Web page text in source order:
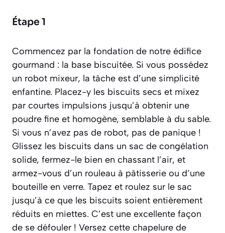
Étape 1
Commencez par la fondation de notre édifice
gourmand : la base biscuitée. Si vous possédez
un robot mixeur, la tâche est d’une simplicité
enfantine. Placez-y les biscuits secs et mixez
par courtes impulsions jusqu’à obtenir une
poudre fine et homogène, semblable à du sable.
Si vous n’avez pas de robot, pas de panique !
Glissez les biscuits dans un sac de congélation
solide, fermez-le bien en chassant l’air, et
armez-vous d’un rouleau à pâtisserie ou d’une
bouteille en verre. Tapez et roulez sur le sac
jusqu’à ce que les biscuits soient entièrement
réduits en miettes. C’est une excellente façon
de se défouler ! Versez cette chapelure de